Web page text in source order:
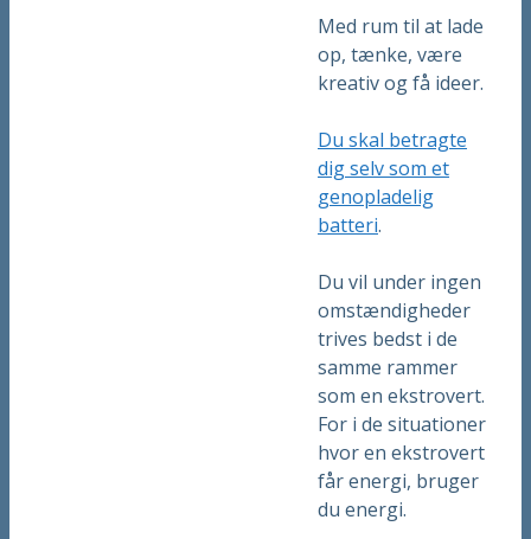
Med rum til at lade
op, tænke, være
kreativ og få ideer.
Du skal betragte
dig selv som et
genopladelig
batteri.
Du vil under ingen
omstændigheder
trives bedst i de
samme rammer
som en ekstrovert.
For i de situationer
hvor en ekstrovert
får energi, bruger
du energi.